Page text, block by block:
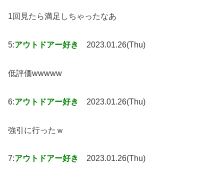
1回見たら満足しちゃったなあ
5:アウトドアー好き 2023.01.26(Thu)
低評価wwwww
6:アウトドアー好き 2023.01.26(Thu)
強引に行ったｗ
7:アウトドアー好き 2023.01.26(Thu)